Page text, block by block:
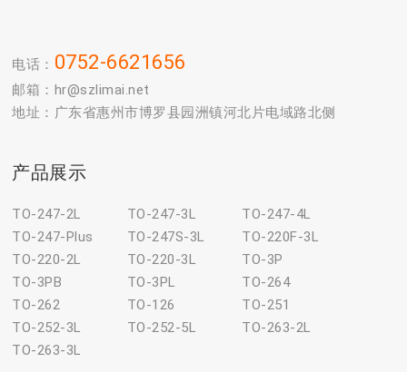
电话： 0752-6621656
邮箱：hr@szlimai.net
地址：广东省惠州市博罗县园洲镇河北片电域路北侧
产品展示
TO-247-2L TO-247-3L
TO-247-4L
TO-247-Plus
TO-247S-3L
TO-220F-3L
TO-220-2L
TO-220-3L
TO-3P
TO-3PB
TO-3PL
TO-264
TO-262
TO-126
TO-251
TO-252-3L
TO-252-5L
TO-263-2L
TO-263-3L